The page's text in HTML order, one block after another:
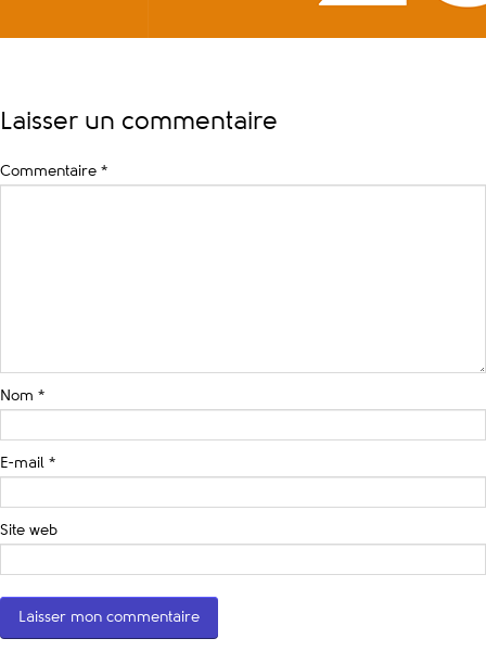
Laisser un commentaire
Commentaire *
Nom *
E-mail *
Site web